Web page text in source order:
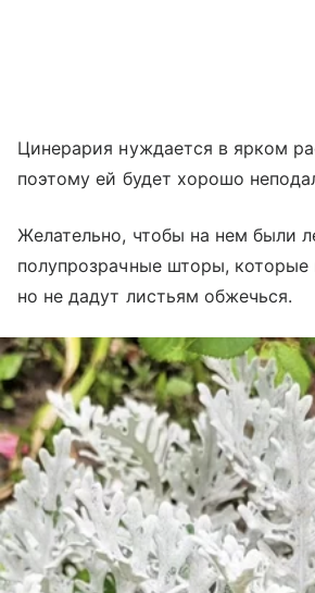
Цинерария нуждается в ярком
поэтому ей будет хорошо
Желательно, чтобы на нем были
полупрозрачные шторы, которые
но не дадут листьям обжечься.